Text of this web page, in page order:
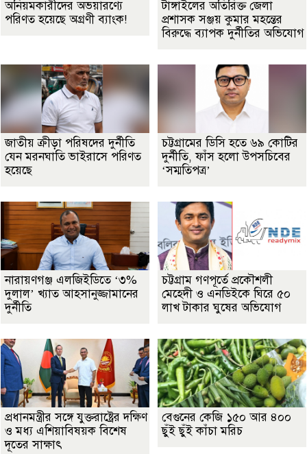
অনিয়মকারীদের অভয়ারণ্যে
পরিণত হয়েছে অগ্রণী ব্যাংক!
টাঙ্গাইলের অতিরিক্ত জেলা
প্রশাসক সঞ্জয় কুমার মহন্তের
বিরুদ্ধে ব্যাপক দুর্নীতির অভিযোগ
জাতীয় ক্রীড়া পরিষদের দুর্নীতি
যেন মরনঘাতি ভাইরাসে পরিণত
হয়েছে
চট্টগ্রামের ডিসি হতে ৬৯ কোটির
দুর্নীতি, ফাঁস হলো উপসচিবের
‘সম্মতিপত্র’
নারায়ণগঞ্জ এলজিইডিতে ‘৩%
দুলাল’ খ্যাত আহসানুজ্জামানের
দুর্নীতি
চট্টগ্রাম গণপূর্তে প্রকৌশলী
মেহেদী ও এনডিইকে ঘিরে ৫০
লাখ টাকার ঘুষের অভিযোগ
প্রধানমন্ত্রীর সঙ্গে যুক্তরাষ্ট্রের দক্ষিণ
ও মধ্য এশিয়াবিষয়ক বিশেষ
দূতের সাক্ষাৎ
বেগুনের কেজি ১৫০ আর ৪০০
ছুঁই ছুঁই কাঁচা মরিচ